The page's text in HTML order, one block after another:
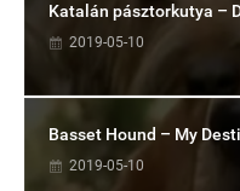
Katalán pásztorkutya –
2019-05-10
Basset Hound – My
2019-05-10